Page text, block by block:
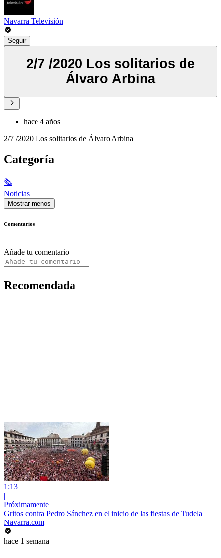
Navarra Televisión
Seguir
2/7 /2020 Los solitarios de
Álvaro Arbina
hace 4 años
2/7 /2020 Los solitarios de Álvaro Arbina
Categoría
🗞
Noticias
Mostrar menos
Comentarios
Añade tu comentario
Recomendada
1:13
|
Próximamente
Gritos contra Pedro Sánchez en el inicio de las fiestas de Tudela
Navarra.com
hace 1 semana